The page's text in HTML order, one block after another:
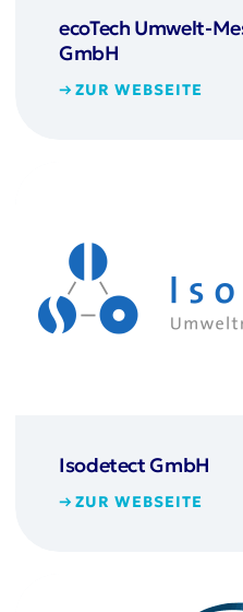
ecoTech Umwelt-
GmbH
ZUR WEBSEITE
Isodetect GmbH
ZUR WEBSEITE